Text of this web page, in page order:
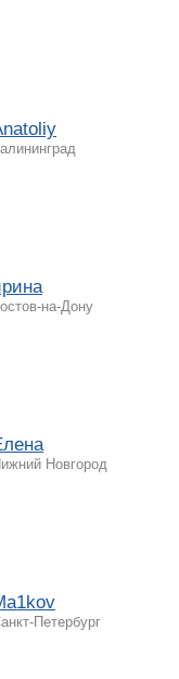
на-Дону
Новгород
Петербург